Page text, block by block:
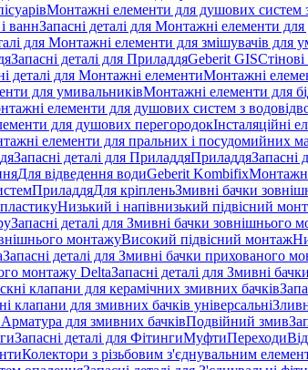
Монтажні елементи для душових систем з
ваннЗапасні деталі для Монтажні елементи
для Монтажні елементи для змішувачів для
Запасні деталі для ПриладдяGeberit GIS
деталі для Монтажні елементиМонтажні
для умивальниківМонтажні елементи для
елементи для душових систем з
для душових перегородокІнсталяційні
елементи для пральних і посудомийних
Запасні деталі для ПриладдяПриладдяЗапасні
Для відведення водиGeberit Kombifix
ПриладдяДля кріпленьЗмивні бачки
Низький і напівнизький підвісний
Запасні деталі для Змивні бачки зовнішнього
монтажуВисокий підвісний монтаж
Запасні деталі для Змивні бачки прихованого
монтажу DeltaЗапасні деталі для Змивні
клапани для керамічних змивних бачків
клапани для змивних бачків універсальні
Арматура для змивних бачкiвПодвійний змив
Запасні деталі для ФітингиМуфтиПереходи
Колектори з різьбовим з'єднувальним